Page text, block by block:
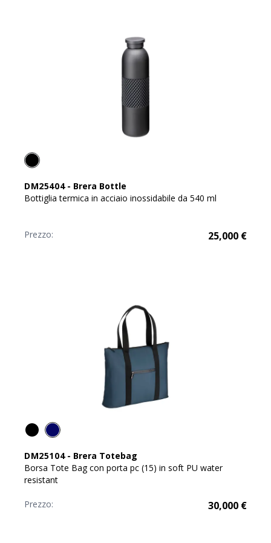
DM25404- Brera Bottle
Bottiglia termica in acciaio inossidabile da 540 ml
Prezzo: 25,000 €
DM25104- Brera Totebag
Borsa Tote Bag con porta pc (15) in soft PU water
resistant
Prezzo: 30,000 €